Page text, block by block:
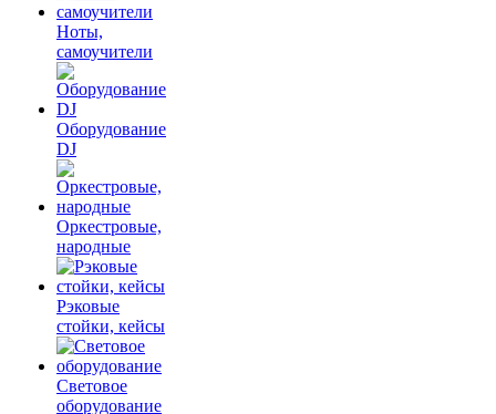
Ноты,
самоучители
Оборудование
DJ
Оркестровые,
народные
Рэковые
стойки, кейсы
Световое
оборудование